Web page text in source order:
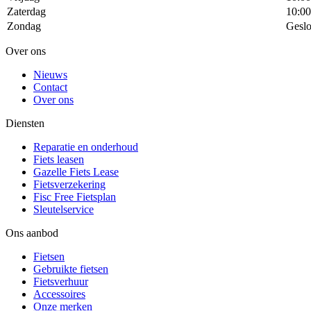
Zaterdag
Zondag
Over ons
Nieuws
Contact
Over ons
Diensten
Reparatie en onderhoud
Fiets leasen
Gazelle Fiets Lease
Fietsverzekering
Fisc Free Fietsplan
Sleutelservice
Ons aanbod
Fietsen
Gebruikte fietsen
Fietsverhuur
Accessoires
Onze merken